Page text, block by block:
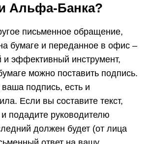
Альфа-Банка?
письменное обращение,
бумаге и переданное в офис –
эффективный инструмент,
можно поставить подпись.
подпись, есть и
Если вы составите текст,
подадите руководителю
должен будет (от лица